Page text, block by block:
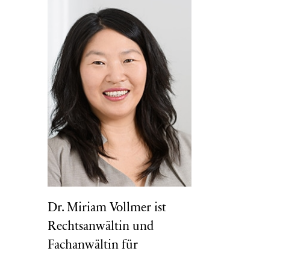
Dr. Miriam Vollmer ist
Rechtsanwältin und
Fachanwältin für